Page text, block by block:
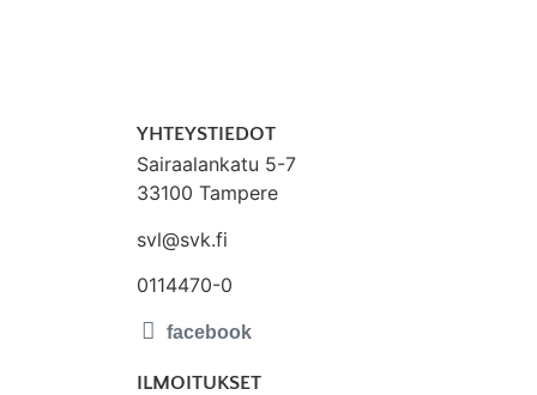
YHTEYSTIEDOT
Sairaalankatu 5-7
33100 Tampere
svl@svk.fi
0114470-0
ILMOITUKSET